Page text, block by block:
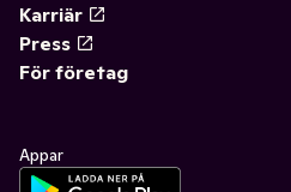
Karriär
Press
För företag
Appar